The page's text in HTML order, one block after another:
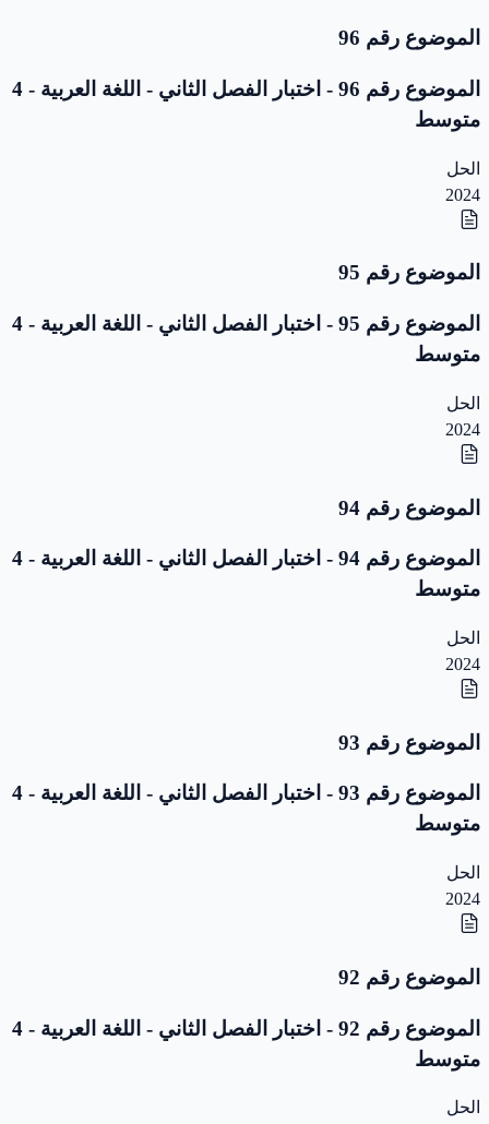
الموضوع رقم 96
الموضوع رقم 96 - اختبار الفصل الثاني - اللغة العربية - 4
متوسط
الحل
2024
الموضوع رقم 95
الموضوع رقم 95 - اختبار الفصل الثاني - اللغة العربية - 4
متوسط
الحل
2024
الموضوع رقم 94
الموضوع رقم 94 - اختبار الفصل الثاني - اللغة العربية - 4
متوسط
الحل
2024
الموضوع رقم 93
الموضوع رقم 93 - اختبار الفصل الثاني - اللغة العربية - 4
متوسط
الحل
2024
الموضوع رقم 92
الموضوع رقم 92 - اختبار الفصل الثاني - اللغة العربية - 4
متوسط
الحل